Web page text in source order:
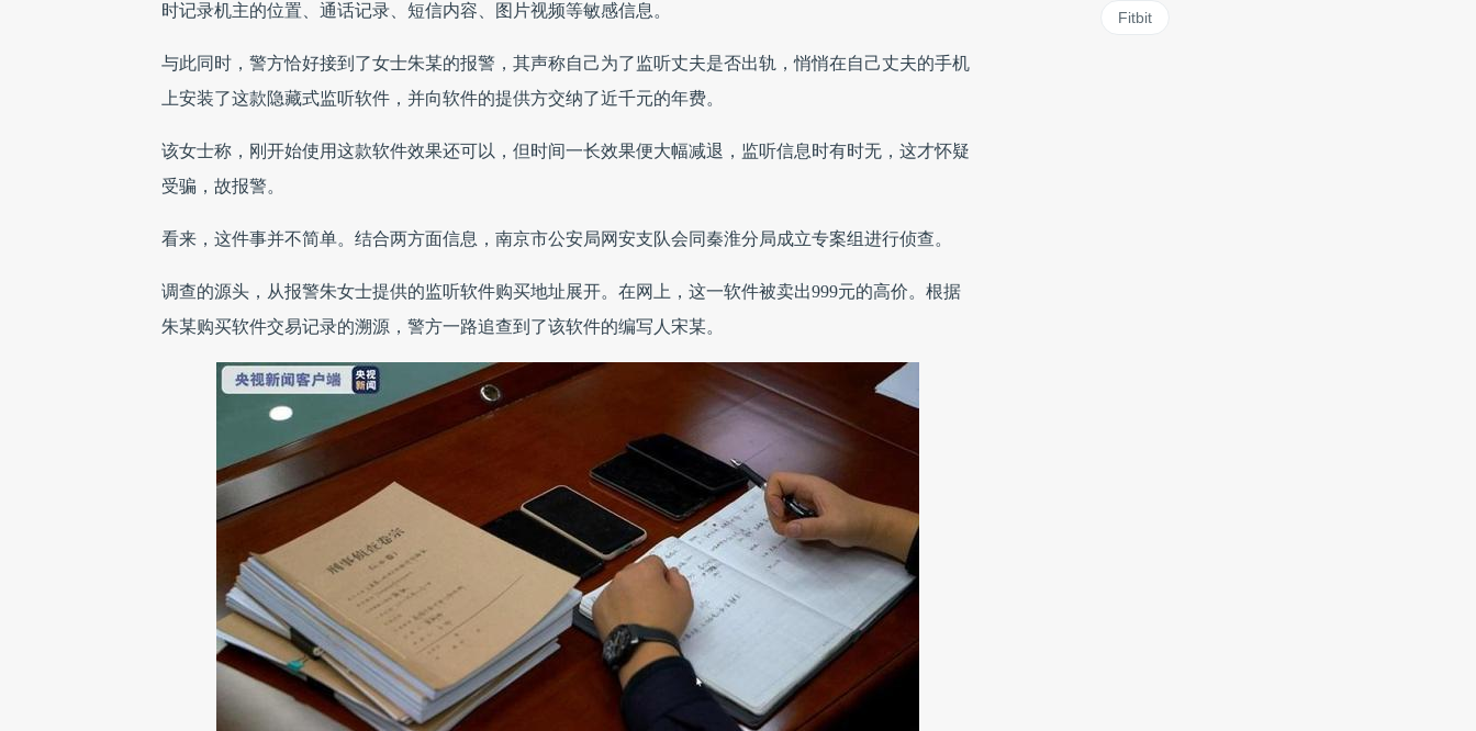
时记录机主的位置、通话记录、短信内容、图片视频等敏感信息。
与此同时，警方恰好接到了女士朱某的报警，其声称自己为了监听丈夫是否出轨，悄悄在自己丈夫的手机
上安装了这款隐藏式监听软件，并向软件的提供方交纳了近千元的年费。
该女士称，刚开始使用这款软件效果还可以，但时间一长效果便大幅减退，监听信息时有时无，这才怀疑
受骗，故报警。
看来，这件事并不简单。结合两方面信息，南京市公安局网安支队会同秦淮分局成立专案组进行侦查。
调查的源头，从报警朱女士提供的监听软件购买地址展开。在网上，这一软件被卖出999元的高价。根据
朱某购买软件交易记录的溯源，警方一路追查到了该软件的编写人宋某。
Fitbit